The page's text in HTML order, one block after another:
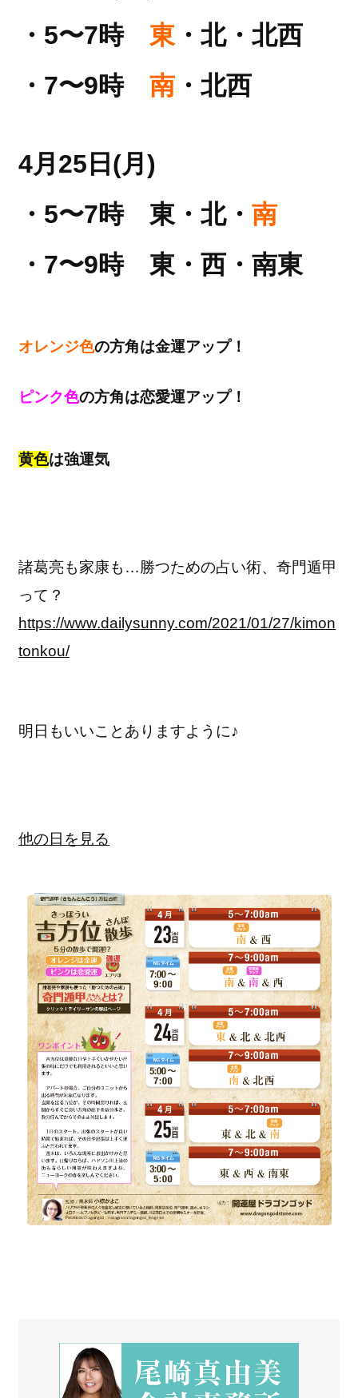
・5〜7時 東 ・北・北西
・7〜9時南 ・北西
4月25日(月)
・5〜7時 東・北・南
・7〜9時 東・西・南東
オレンジ色の方角は金運アップ！
ピンク色の方角は恋愛運アップ！
黄色は強運気
諸葛亮も家康も…勝つための占い術、奇門遁甲
って？
https://www.dailysunny.com/2021/01/27/kimon
tonkou/
明日もいいことありますように♪
他の日を見る